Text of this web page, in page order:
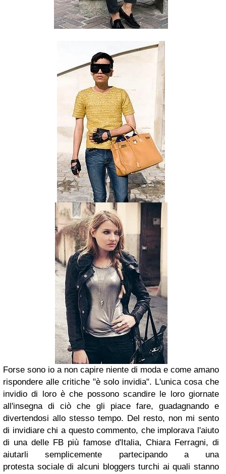
Forse sono io a non capire niente di moda e come amano
rispondere alle critiche "è solo invidia". L'unica cosa che
invidio di loro è che possono scandire le loro giornate
all'insegna di ciò che gli piace fare, guadagnando e
divertendosi allo stesso tempo. Del resto, non mi sento
di invidiare chi a questo commento, che implorava l'aiuto
di una delle FB più famose d'Italia, Chiara Ferragni, di
aiutarli semplicemente partecipando a una
protesta sociale di alcuni bloggers turchi ai quali stanno